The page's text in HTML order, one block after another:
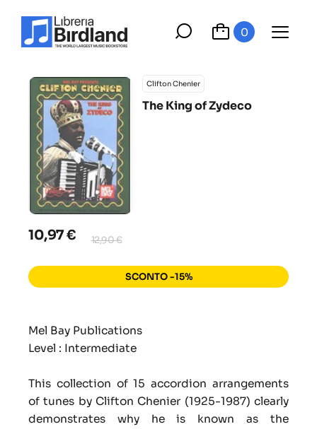
0
Clifton Chenier
The King of Zydeco
10,97 € 12,90 €
SCONTO -15%
Mel Bay Publications
Level : Intermediate
This collection of 15 accordion arrangements
of tunes by Clifton Chenier (1925-1987) clearly
demonstrates why he is known as the